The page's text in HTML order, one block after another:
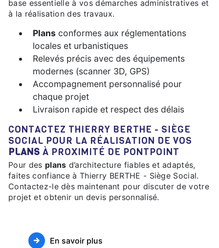
base essentielle à vos démarches administratives et
à la réalisation des travaux.
Plans conformes aux réglementations
locales et urbanistiques
Relevés précis avec des équipements
modernes (scanner 3D, GPS)
Accompagnement personnalisé pour
chaque projet
Livraison rapide et respect des délais
CONTACTEZ THIERRY BERTHE - SIÈGE
SOCIAL POUR LA RÉALISATION DE VOS
PLANS À PROXIMITÉ DE PONTPOINT
Pour des plans d’architecture fiables et adaptés,
faites confiance à Thierry BERTHE - Siège Social.
Contactez-le dès maintenant pour discuter de votre
projet et obtenir un devis personnalisé.
En savoir plus